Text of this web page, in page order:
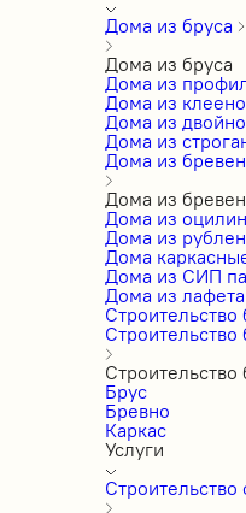
Дома из бруса
Дома из бруса
Дома из
Дома из
Дома из
Дома из
Дома из бревен
Дома из бревен
Дома из
Дома из
Дома
Дома из СИП
Дома из лафета
Строительство
Строительство
Строительство
Брус
Бревно
Каркас
Услуги